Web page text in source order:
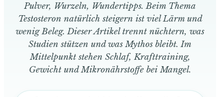
Pulver, Wurzeln, Wundertipps. Beim Thema
Testosteron natürlich steigern ist viel Lärm und
wenig Beleg. Dieser Artikel trennt nüchtern, was
Studien stützen und was Mythos bleibt. Im
Mittelpunkt stehen Schlaf, Krafttraining,
Gewicht und Mikronährstoffe bei Mangel.